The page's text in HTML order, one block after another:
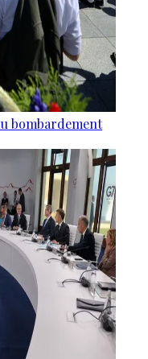
bombardement